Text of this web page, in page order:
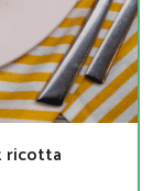
ricotta